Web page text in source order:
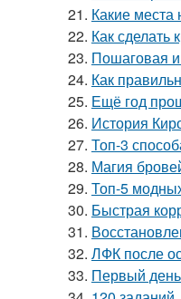
21. Какие
22. Как сделать
23. Пошаговая
24. Как
25. Ещё год
26. История
27. Топ-3
28. Магия
29. Топ-5
30. Быстрая
31.
32. ЛФК после
33. Первый день